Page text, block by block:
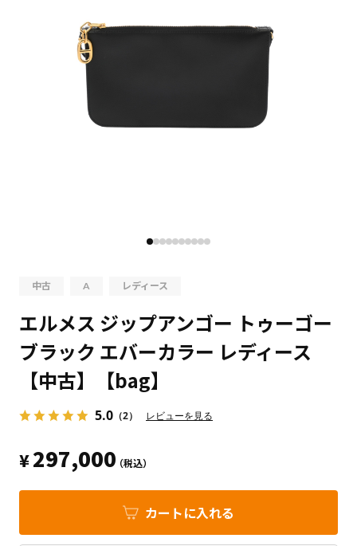
中古 A レディース
エルメス ジップアンゴー トゥーゴー
ブラック エバーカラー レディース
【中古】【bag】
5.0 （2） レビューを見る
¥297,000（税込）
カートに入れる